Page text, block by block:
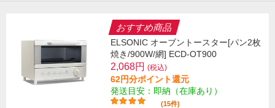
おすすめ商品
ELSONIC オーブントースター[パン2枚
焼き/900W/網] ECD-OT900
2,068円 (税込)
62円分ポイント還元
発送目安：即納（在庫あり）
(15件)